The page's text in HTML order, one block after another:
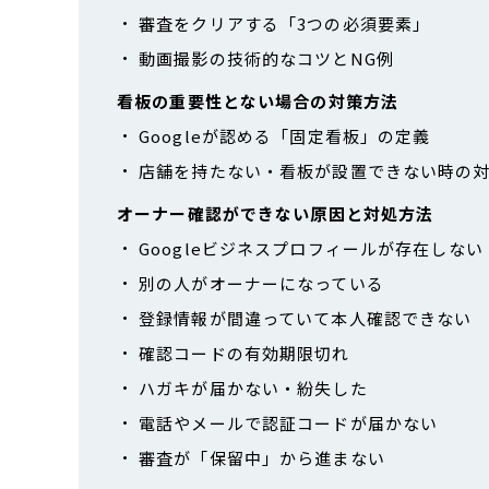
審査をクリアする「3つの必須要素」
動画撮影の技術的なコツとNG例
看板の重要性とない場合の対策方法
Googleが認める「固定看板」の定義
店舗を持たない・看板が設置できない時の
オーナー確認ができない原因と対処方法
Googleビジネスプロフィールが存在しない
別の人がオーナーになっている
登録情報が間違っていて本人確認できない
確認コードの有効期限切れ
ハガキが届かない・紛失した
電話やメールで認証コードが届かない
審査が「保留中」から進まない